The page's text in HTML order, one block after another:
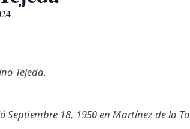
Tejeda.
Septiembre 18, 1950 en Martínez de la